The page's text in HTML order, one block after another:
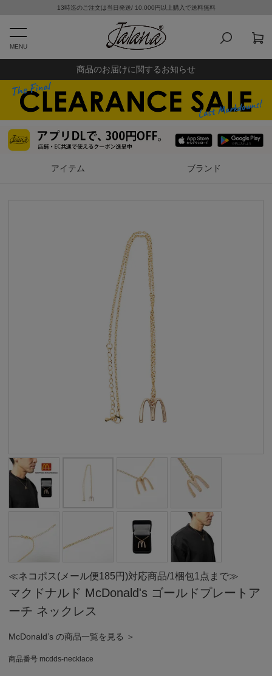
13時迄のご注文は当日発送/ 10,000円以上購入で送料無料
MENU
商品のお届けに関するお知らせ
アイテム ブランド
≪ネコポス(メール便185円)対応商品/1梱包1点まで≫
マクドナルド McDonald's ゴールドプレートア
ーチ ネックレス
McDonald’s の商品一覧を見る ＞
商品番号 mcdds-necklace